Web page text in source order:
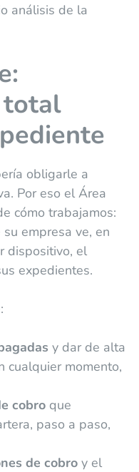
análisis de la
total
obligarle a
Por eso el Área
cómo trabajamos:
empresa ve, en
dispositivo, el
expedientes.
y dar de alta
cualquier momento,
cobroque
paso a paso,
de cobroy el